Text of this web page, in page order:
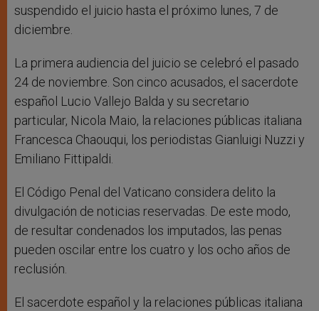
suspendido el juicio hasta el próximo lunes, 7 de
diciembre.
La primera audiencia del juicio se celebró el pasado
24 de noviembre. Son cinco acusados, el sacerdote
español Lucio Vallejo Balda y su secretario
particular, Nicola Maio, la relaciones públicas italiana
Francesca Chaouqui, los periodistas Gianluigi Nuzzi y
Emiliano Fittipaldi.
El Código Penal del Vaticano considera delito la
divulgación de noticias reservadas. De este modo,
de resultar condenados los imputados, las penas
pueden oscilar entre los cuatro y los ocho años de
reclusión.
El sacerdote español y la relaciones públicas italiana